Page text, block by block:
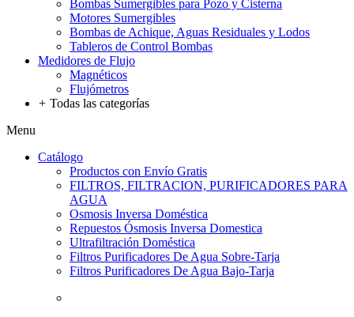
Bombas Sumergibles para Pozo y Cisterna
Motores Sumergibles
Bombas de Achique, Aguas Residuales y Lodos
Tableros de Control Bombas
Medidores de Flujo
Magnéticos
Flujómetros
+ Todas las categorías
Menu
Catálogo
Productos con Envío Gratis
FILTROS, FILTRACION, PURIFICADORES PARA
AGUA
Osmosis Inversa Doméstica
Repuestos Ósmosis Inversa Domestica
Ultrafiltración Doméstica
Filtros Purificadores De Agua Sobre-Tarja
Filtros Purificadores De Agua Bajo-Tarja